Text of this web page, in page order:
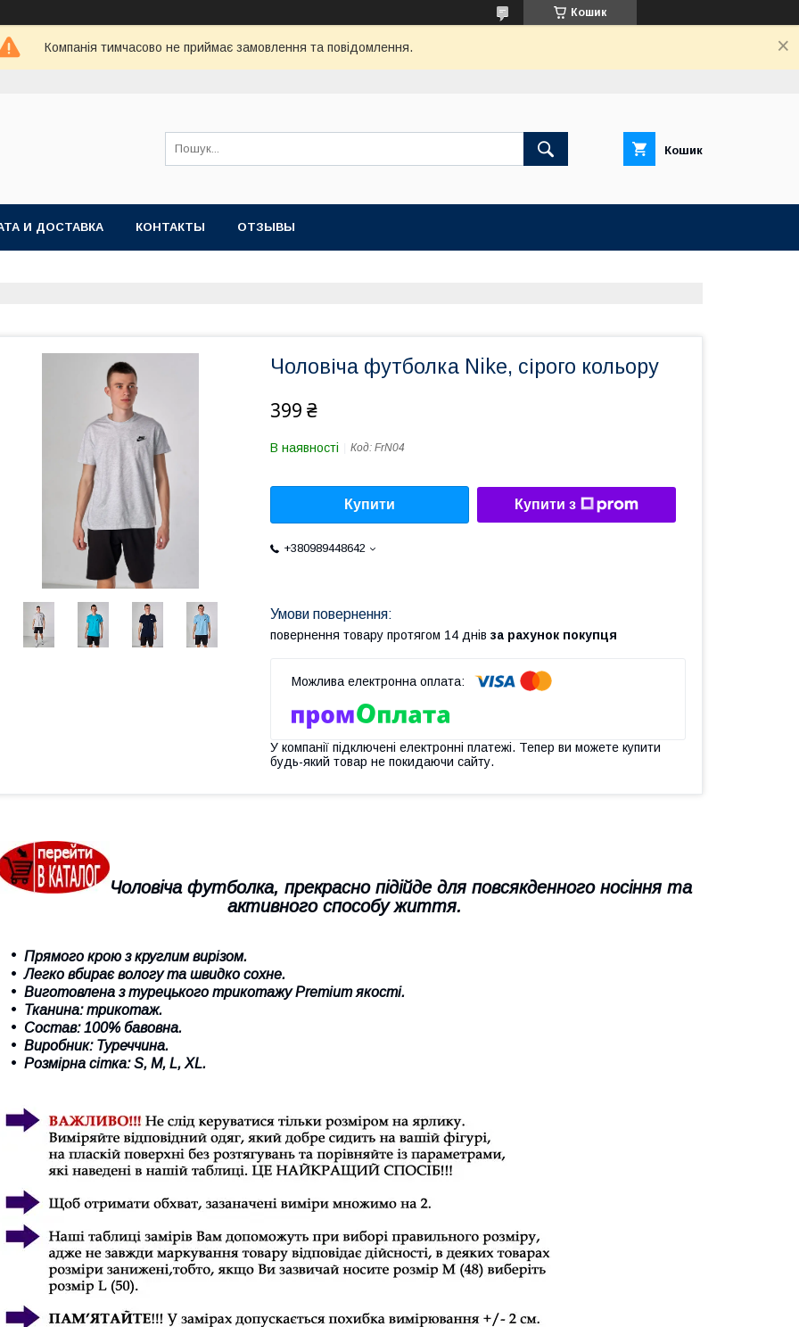
Кошик
Компанія тимчасово не приймає замовлення та повідомлення.
Кошик
И ДОСТАВКА КОНТАКТЫ ОТЗЫВЫ
Чоловіча футболка Nike, сірого кольору
399 ₴
В наявності Код: FrN04
Купити Купити з
+380989448642
повернення товару протягом 14 днів за рахунок покупця
У компанії підключені електронні платежі. Тепер ви можете купити
будь-який товар не покидаючи сайту.
Чоловіча футболка, прекрасно підійде для повсякденного носіння та
активного способу життя.
Прямого крою з круглим вирізом.
Легко вбирає вологу та швидко сохне.
Виготовлена з турецького трикотажу Premium якості.
Тканина:трикотаж.
Состав: 100% бавовна.
Виробник: Туреччина.
Розмірна сітка:S, M, L, XL.